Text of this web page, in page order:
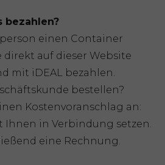
bezahlen?
einen Container
direkt auf dieser Website
mit iDEAL bezahlen.
bestellen?
Kostenvoranschlag an:
Ihnen in Verbindung setzen.
eine Rechnung.